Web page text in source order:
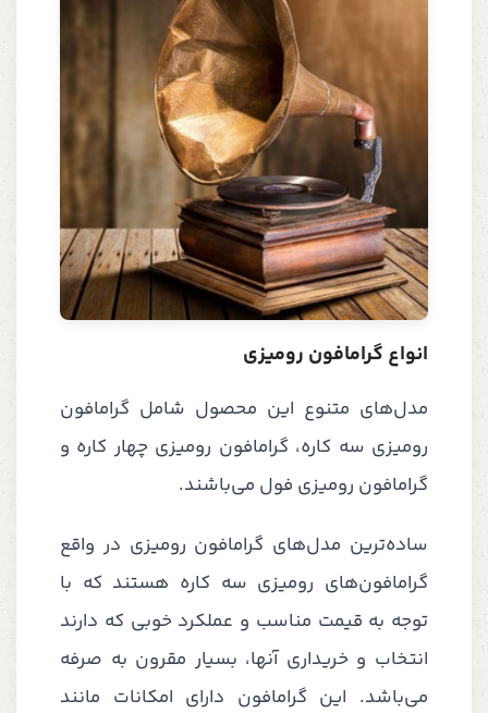
انواع گرامافون رومیزی
مدل‌های متنوع این محصول شامل گرامافون
رومیزی سه کاره، گرامافون رومیزی چهار کاره و
گرامافون رومیزی فول می‌باشند.
ساده‌ترین مدل‌های گرامافون رومیزی در واقع
گرامافون‌های رومیزی سه کاره هستند که با
توجه به قیمت مناسب و عملکرد خوبی که دارند
انتخاب و خریداری آنها، بسیار مقرون به صرفه
می‌باشد. این گرامافون دارای امکانات مانند